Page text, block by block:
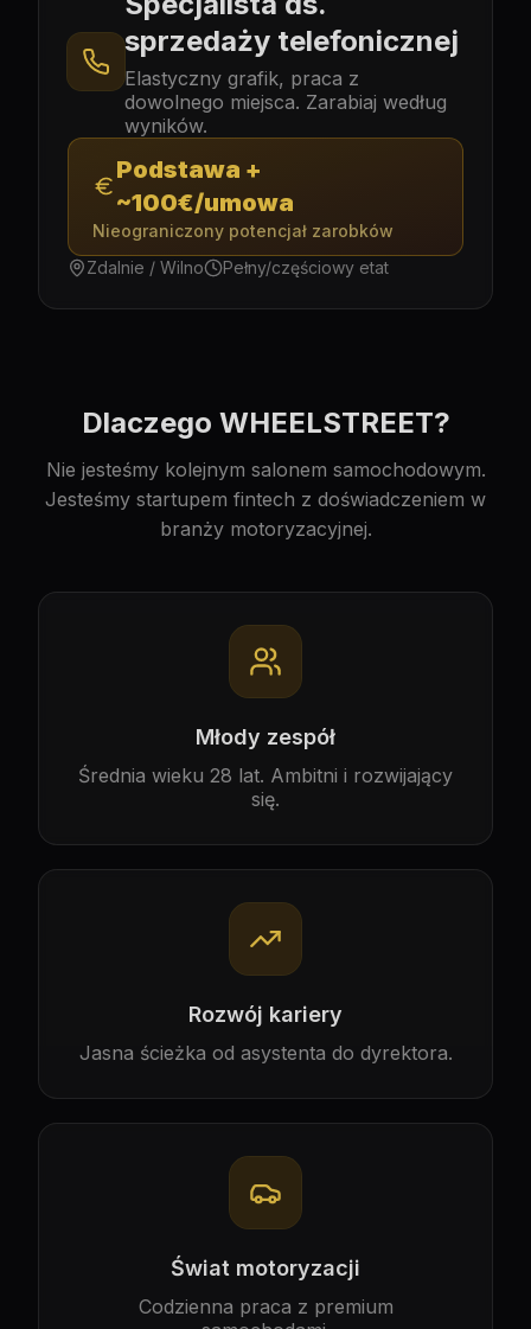
sprzedaży telefonicznej
Elastyczny grafik, praca z
dowolnego miejsca. Zarabiaj według
wyników.
Podstawa +
~100€/umowa
Nieograniczony potencjał zarobków
Zdalnie / Wilno
Pełny/częściowy etat
Dlaczego WHEELSTREET?
Nie jesteśmy kolejnym salonem samochodowym.
Jesteśmy startupem fintech z doświadczeniem w
branży motoryzacyjnej.
Młody zespół
Średnia wieku 28 lat. Ambitni i rozwijający
się.
Rozwój kariery
Jasna ścieżka od asystenta do dyrektora.
Świat motoryzacji
Codzienna praca z premium